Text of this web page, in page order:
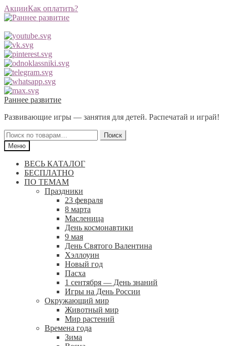
АкцииКак оплатить?
Перейти
навигации
Перейти
содержимому
Раннее развитие
Развивающие игры — занятия для детей. Распечатай и играй!
Искать:
Поиск
Меню
ВЕСЬ КАТАЛОГ
БЕСПЛАТНО
ПО ТЕМАМ
Праздники
23 февраля
8 марта
Масленица
День космонавтики
9 мая
День Святого Валентина
Хэллоуин
Новый год
Пасха
1 сентября — День знаний
Игры на День России
Окружающий мир
Животный мир
Мир растений
Времена года
Зима